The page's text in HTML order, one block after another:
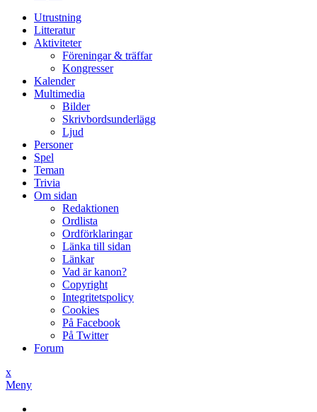
Utrustning
Litteratur
Aktiviteter
Föreningar & träffar
Kongresser
Kalender
Multimedia
Bilder
Skrivbordsunderlägg
Ljud
Personer
Spel
Teman
Trivia
Om sidan
Redaktionen
Ordlista
Ordförklaringar
Länka till sidan
Länkar
Vad är kanon?
Copyright
Integritetspolicy
Cookies
På Facebook
På Twitter
Forum
x
Meny